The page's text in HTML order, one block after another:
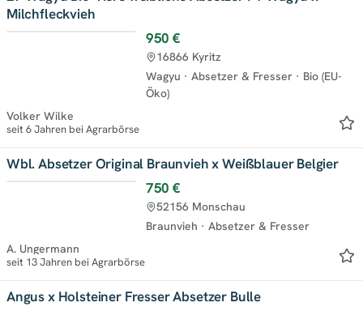
Milchfleckvieh
950 €
Wagyu · Absetzer & Fresser · Bio (EU-
Öko)
16866 Kyritz
Volker Wilke
seit 6 Jahren bei Agrarbörse
Wbl. Absetzer Original Braunvieh x Weißblauer Belgier
750 €
Braunvieh · Absetzer & Fresser
52156 Monschau
A. Ungermann
seit 13 Jahren bei Agrarbörse
Angus x Holsteiner Fresser Absetzer Bulle